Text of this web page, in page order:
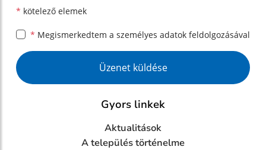
* kötelező elemek
* Megismerkedtem a személyes adatok feldolgozásával
Google reCaptcha Response
Üzenet küldése
Gyors linkek
Aktualitások
A település történelme